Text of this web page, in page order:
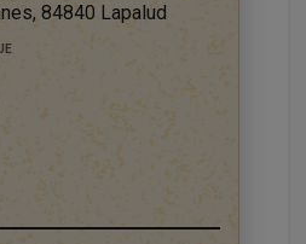
84840 Lapalud